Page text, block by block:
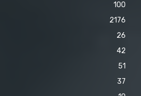
100
2176
26
42
51
37